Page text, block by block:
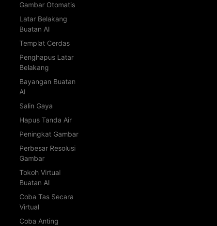
Gambar Otomatis
Latar Belakang
Buatan AI
Templat Cerdas
Penghapus Latar
Belakang
Bayangan Buatan
AI
Salin Gaya
Hapus Tanda Air
Peningkat Gambar
Perbesar Resolusi
Gambar
Tokoh Virtual
Buatan AI
Coba Tas Secara
Virtual
Coba Anting